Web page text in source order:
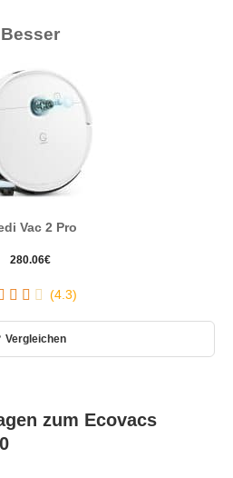
Besser
Vac 2 Pro
280.06€
(4.3)
Vergleichen
zum Ecovacs